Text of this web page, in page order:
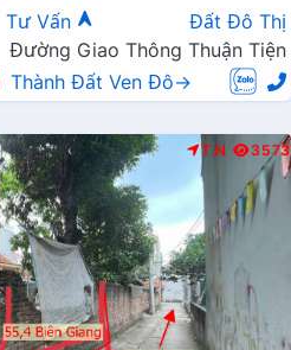
Tư Vấn
Đất Đô Thị
Đường Giao Thông Thuận Tiện
Thành Đất Ven Đô→
T.N 3573